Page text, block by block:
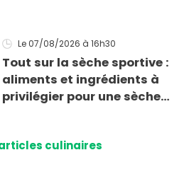
Le 07/08/2026 à 16h30
Tout sur la sèche sportive :
aliments et ingrédients à
privilégier pour une sèche
culinaires